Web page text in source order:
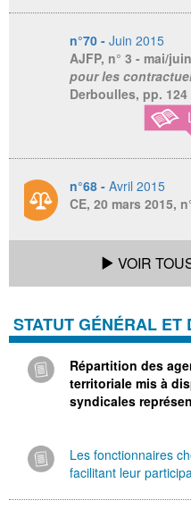
n°70 - Juin 2015
AJFP, n° 3 - mai/
pour les
Derboulles, pp. 124
n°68 - Avril 2015
CE, 20 mars 2015,
VOIR
STATUT GÉNÉRAL
Répartition des
territoriale mis à
syndicales
Les fonctionnaires
facilitant leur